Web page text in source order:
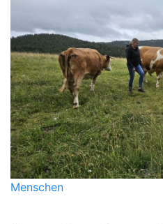
Menschen